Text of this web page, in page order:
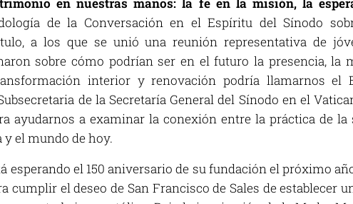
de la Conversación en el Espíritu del Sínodo
a los que se unió una reunión representativa de
sobre cómo podrían ser en el futuro la presencia, la
interior y renovación podría llamarnos el
de la Secretaría General del Sínodo en el
ayudarnos a examinar la conexión entre la práctica de
el mundo de hoy.
esperando el 150 aniversario de su fundación el próximo
cumplir el deseo de San Francisco de Sales de establecer